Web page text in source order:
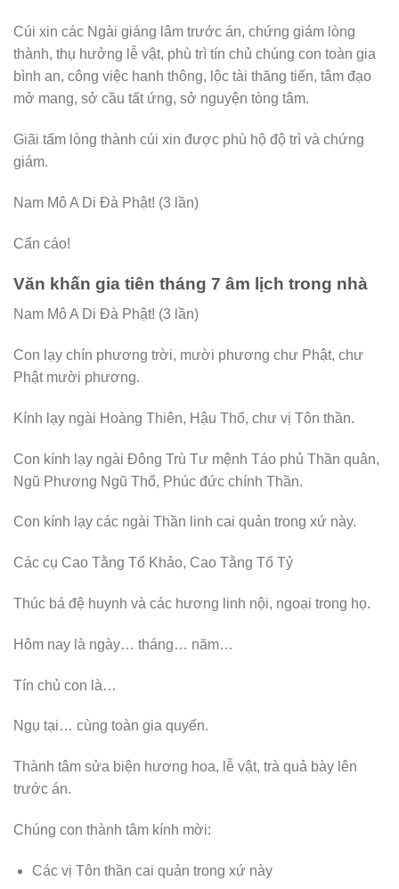
Cúi xin các Ngài giáng lâm trước án, chứng giám lòng
thành, thụ hưởng lễ vật, phù trì tín chủ chúng con toàn gia
bình an, công việc hanh thông, lộc tài thăng tiến, tâm đạo
mở mang, sở cầu tất ứng, sở nguyện tòng tâm.
Giãi tấm lòng thành cúi xin được phù hộ độ trì và chứng
giám.
Nam Mô A Di Đà Phật! (3 lần)
Cẩn cáo!
Văn khấn gia tiên tháng 7 âm lịch trong nhà
Nam Mô A Di Đà Phật! (3 lần)
Con lạy chín phương trời, mười phương chư Phật, chư
Phật mười phương.
Kính lạy ngài Hoàng Thiên, Hậu Thổ, chư vị Tôn thần.
Con kính lạy ngài Đông Trù Tư mệnh Táo phủ Thần quân,
Ngũ Phương Ngũ Thổ, Phúc đức chính Thần.
Con kính lạy các ngài Thần linh cai quản trong xứ này.
Các cụ Cao Tằng Tổ Khảo, Cao Tằng Tổ Tỷ
Thúc bá đệ huynh và các hương linh nội, ngoại trong họ.
Hôm nay là ngày… tháng… năm…
Tín chủ con là…
Ngụ tại… cùng toàn gia quyến.
Thành tâm sửa biện hương hoa, lễ vật, trà quả bày lên
trước án.
Chúng con thành tâm kính mời:
Các vị Tôn thần cai quản trong xứ này